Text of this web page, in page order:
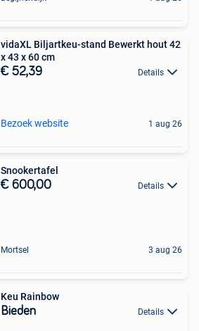
vidaXL Biljartkeu-stand Bewerkt hout 42
x 43 x 60 cm
€ 52,39 Details
Bezoek website 1 aug 26
Snookertafel
€ 600,00 Details
Mortsel 3 aug 26
Keu Rainbow
Bieden Details